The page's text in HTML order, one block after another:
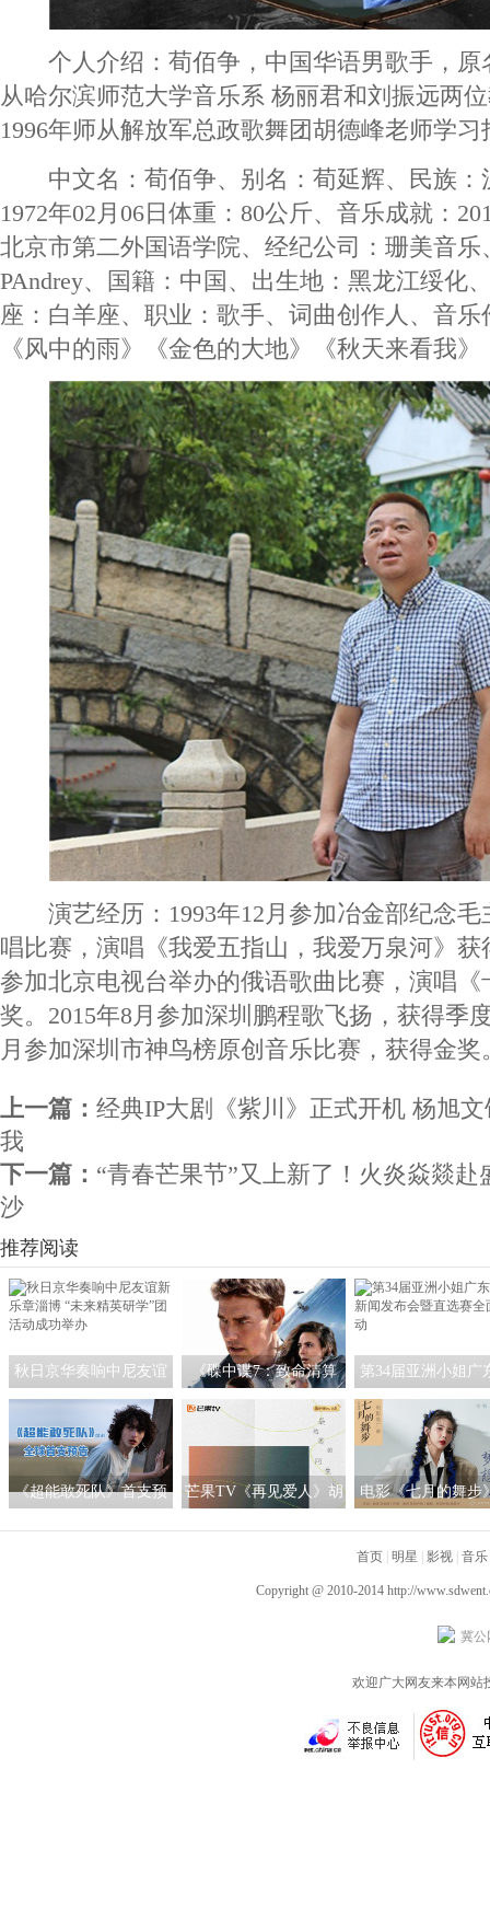
个人介绍：荀佰争，中国华语男歌手，原
从哈尔滨师范大学音乐系 杨丽君和刘振远两
1996年师从解放军总政歌舞团胡德峰老师学习
中文名：荀佰争、别名：荀延辉、民族：
1972年02月06日体重：80公斤、音乐成就：
北京市第二外国语学院、经纪公司：珊美音乐
PAndrey、国籍：中国、出生地：黑龙江绥化
座：白羊座、职业：歌手、词曲创作人、音
《风中的雨》《金色的大地》《秋天来看我
演艺经历：1993年12月参加冶金部纪念毛
唱比赛，演唱《我爱五指山，我爱万泉河》获
参加北京电视台举办的俄语歌曲比赛，演唱
奖。2015年8月参加深圳鹏程歌飞扬，获得季
月参加深圳市神鸟榜原创音乐比赛，获得金奖
上一篇： 经典IP大剧《紫川》正式开机 杨旭
我
下一篇： “青春芒果节”又上新了！火炎焱燚
沙
推荐阅读
秋日京华奏响中尼友谊
新乐章淄博 “未来精英研
学”团活动成功举办
《碟中谍7：致命清算
（上）》阿汤哥铐手飞
车 “生死时速”太狠了
第34届亚洲小姐广
区 新闻发布会暨直
全面启动
《超能敢死队》首支预
芒果TV《再见爱人》胡
矛盾初现端倪
电影《七月的舞步
吧！梦想》热泪
首页 明星 影视 音乐
Copyright @ 2010-2014 http://
冀公
欢迎广大网友来本网站